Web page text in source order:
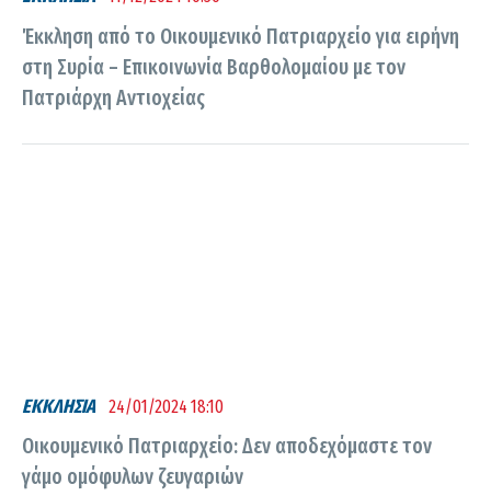
Έκκληση από το Οικουμενικό Πατριαρχείο για ειρήνη
στη Συρία – Επικοινωνία Βαρθολομαίου με τον
Πατριάρχη Αντιοχείας
ΕΚΚΛΗΣΙΑ 24/01/2024 18:10
Οικουμενικό Πατριαρχείο: Δεν αποδεχόμαστε τον
γάμο ομόφυλων ζευγαριών